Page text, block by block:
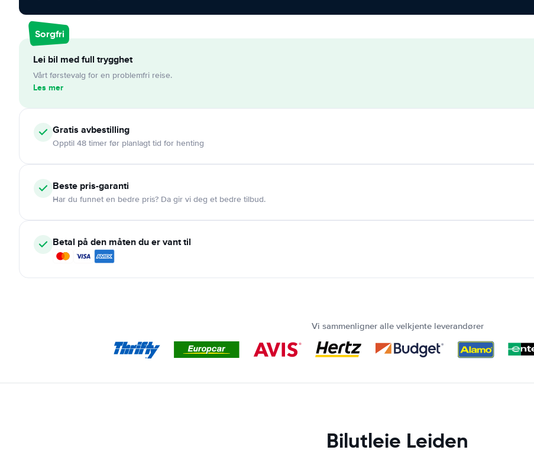
Sorgfri
Lei bil med full trygghet
Vårt førstevalg for en problemfri reise.
Les mer
Gratis avbestilling
Opptil 48 timer før planlagt tid for henting
Beste pris-garanti
Har du funnet en bedre pris? Da gir vi deg et bedre tilbud.
Betal på den måten du er vant til
Vi sammenligner alle velkjente leverandører
Bilutleie Leiden